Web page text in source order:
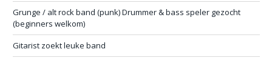
Grunge / alt rock band (punk) Drummer & bass speler gezocht
(beginners welkom)
Gitarist zoekt leuke band